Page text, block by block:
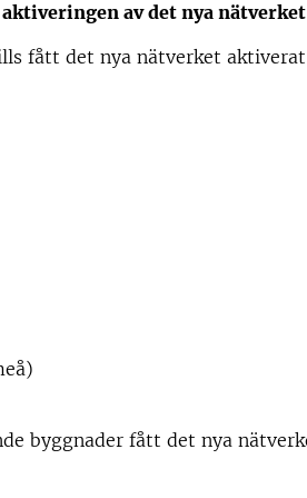
av det nya
fått det nya nätverket
byggnader fått det nya